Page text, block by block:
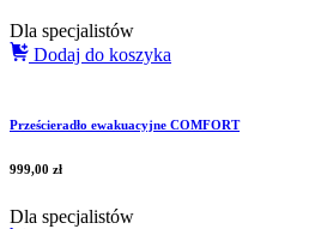
Dla specjalistów
Dodaj do koszyka
Prześcieradło ewakuacyjne COMFORT
999,00 zł
Dla specjalistów